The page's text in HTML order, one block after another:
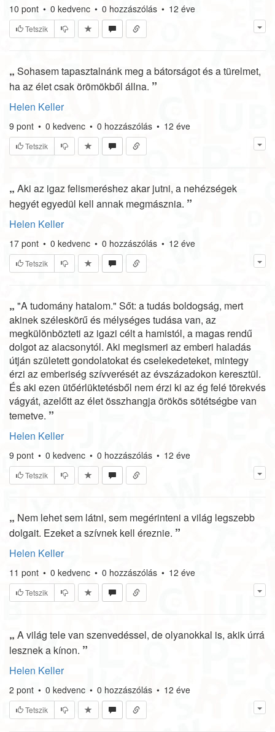
10 pont • 0 kedvenc • 0 hozzászólás • 12 éve
Tetszik
„ Sohasem tapasztalnánk meg a bátorságot és a türelmet,
ha az élet csak örömökből állna. ”
Helen Keller
9 pont • 0 kedvenc • 0 hozzászólás • 12 éve
Tetszik
„ Aki az igaz felismeréshez akar jutni, a nehézségek
hegyét egyedül kell annak megmásznia. ”
Helen Keller
17 pont • 0 kedvenc • 0 hozzászólás • 12 éve
Tetszik
„ "A tudomány hatalom." Sőt: a tudás boldogság, mert
akinek széleskörű és mélységes tudása van, az
megkülönbözteti az igazi célt a hamistól, a magas rendű
dolgot az alacsonytól. Aki megismeri az emberi haladás
útján született gondolatokat és cselekedeteket, mintegy
érzi az emberiség szívverését az évszázadokon keresztül.
És aki ezen ütőérlüktetésből nem érzi ki az ég felé törekvés
vágyát, azelőtt az élet összhangja örökös sötétségbe van
temetve. ”
Helen Keller
9 pont • 0 kedvenc • 0 hozzászólás • 12 éve
Tetszik
„ Nem lehet sem látni, sem megérinteni a világ legszebb
dolgait. Ezeket a szívnek kell éreznie. ”
Helen Keller
11 pont • 0 kedvenc • 0 hozzászólás • 12 éve
Tetszik
„ A világ tele van szenvedéssel, de olyanokkal is, akik úrrá
lesznek a kínon. ”
Helen Keller
2 pont • 0 kedvenc • 0 hozzászólás • 12 éve
Tetszik